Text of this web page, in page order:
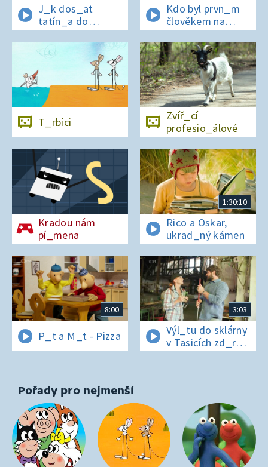
J_k dos_at
tatín_a do
polepš_vny
Kdo byl prvn_m
člověkem na
Měs_ci?
T_rbíci
Zvíř_cí
profesio_álové
Kradou nám
pí_mena
1:30:10
Rico a Oskar,
ukrad_ný kámen
8:00
P_t a M_t - Pizza
3:03
Výl_tu do sklárny
v Tasicích zd_r
a Čern_bílovi
Pořady pro nejmenší